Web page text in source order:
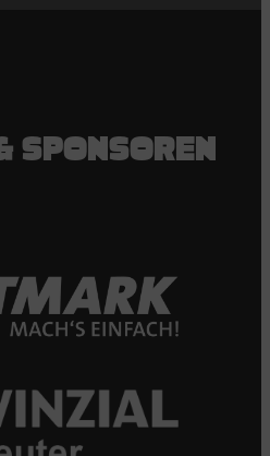
SPONSOREN